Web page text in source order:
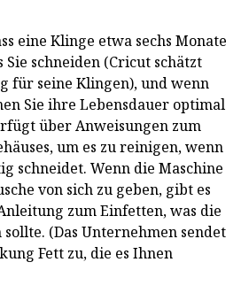
eine Klinge etwa sechs Monate
Sie schneiden (Cricut schätzt
für seine Klingen), und wenn
Sie ihre Lebensdauer optimal
über Anweisungen zum
um es zu reinigen, wenn
schneidet. Wenn die Maschine
von sich zu geben, gibt es
zum Einfetten, was die
(Das Unternehmen sendet
Fett zu, die es Ihnen